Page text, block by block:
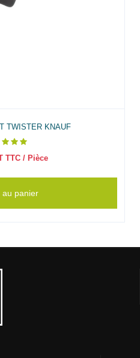
TWISTER KNAUF
TTC / Pièce
au panier